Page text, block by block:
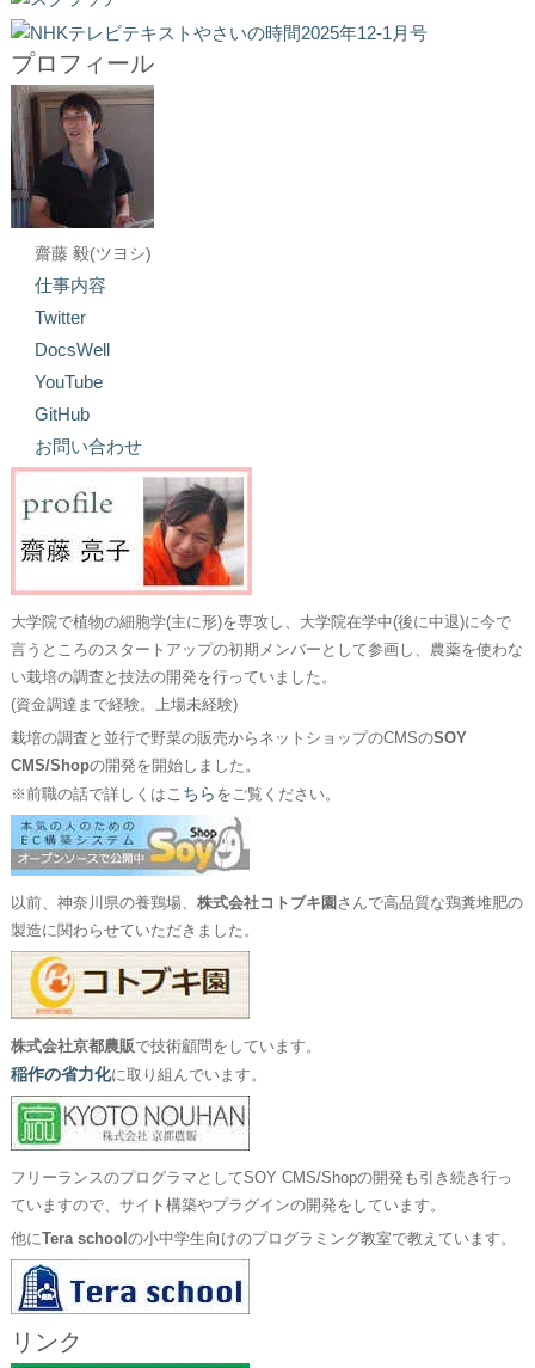
プロフィール
齋藤 毅(ツヨシ)
仕事内容
Twitter
DocsWell
YouTube
GitHub
お問い合わせ
大学院で植物の細胞学(主に形)を専攻し、大学院在学中(後に中退)に今で
言うところのスタートアップの初期メンバーとして参画し、農薬を使わな
い栽培の調査と技法の開発を行っていました。
(資金調達まで経験。上場未経験)
栽培の調査と並行で野菜の販売からネットショップのCMSのSOY
CMS/Shopの開発を開始しました。
※前職の話で詳しくはこちら をご覧ください。
以前、神奈川県の養鶏場、 株式会社コトブキ園 さんで高品質な鶏糞堆肥の
製造に関わらせていただきました。
株式会社京都農販で技術顧問をしています。
稲作の省力化に取り組んでいます。
フリーランスのプログラマとしてSOY CMS/Shopの開発も引き続き行っ
ていますので、サイト構築やプラグインの開発をしています。
他にTera school の小中学生向けのプログラミング教室で教えています。
リンク